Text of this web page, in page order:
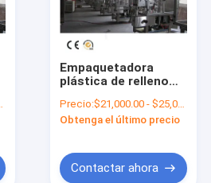
Empaquetadora
plástica de relleno
máquina del lacre del
tubo de los
Precio:$21,000.00 - $25,000.00/Sets
Obtenga el último precio
Contactar ahora